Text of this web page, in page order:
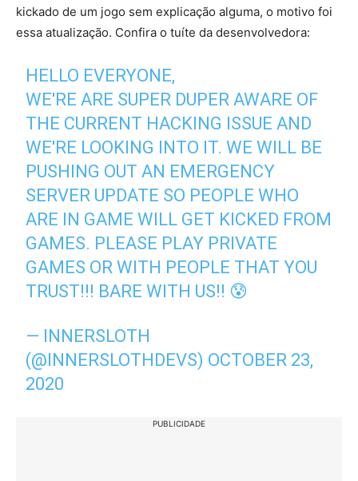
kickado de um jogo sem explicação alguma, o motivo foi
essa atualização. Confira o tuíte da desenvolvedora:
HELLO EVERYONE,
WE'RE ARE SUPER DUPER AWARE OF
THE CURRENT HACKING ISSUE AND
WE'RE LOOKING INTO IT. WE WILL BE
PUSHING OUT AN EMERGENCY
SERVER UPDATE SO PEOPLE WHO
ARE IN GAME WILL GET KICKED FROM
GAMES. PLEASE PLAY PRIVATE
GAMES OR WITH PEOPLE THAT YOU
TRUST!!! BARE WITH US!! 😰
— INNERSLOTH
(@INNERSLOTHDEVS) OCTOBER 23,
2020
PUBLICIDADE